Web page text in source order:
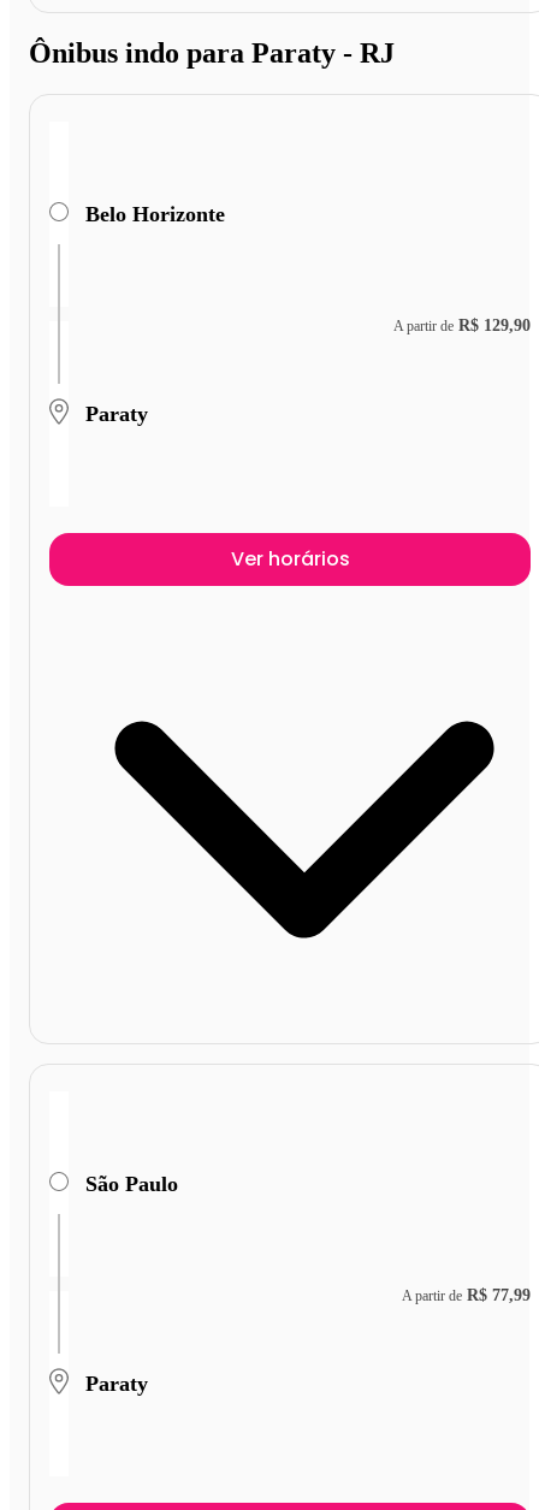
Ônibus indo para Paraty - RJ
Belo Horizonte
Paraty
A partir de R$ 129,90
Ver horários
São Paulo
Paraty
A partir de R$ 77,99